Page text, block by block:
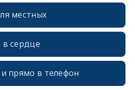
местных
в сердце
прямо в телефон